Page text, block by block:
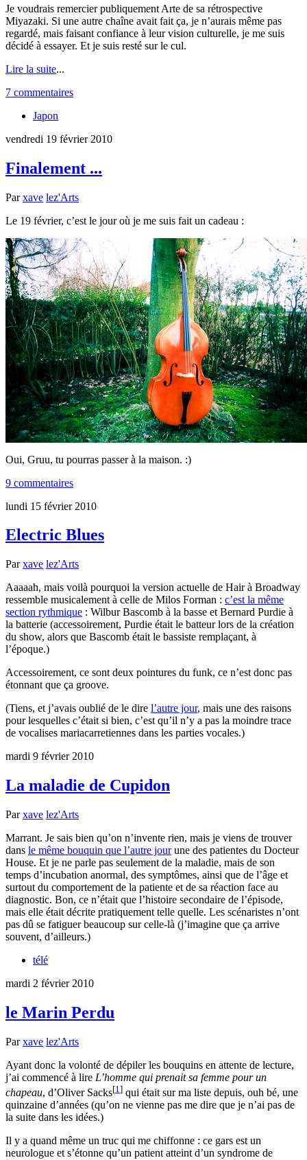
Je voudrais remercier publiquement Arte de sa rétrospective
Miyazaki. Si une autre chaîne avait fait ça, je n’aurais même pas
regardé, mais faisant confiance à leur vision culturelle, je me suis
décidé à essayer. Et je suis resté sur le cul.
Lire la suite...
7 commentaires
Japon
vendredi 19 février 2010
Finalement ...
Parxave lez'Arts
Le 19 février, c’est le jour où je me suis fait un cadeau :
Oui, Gruu, tu pourras passer à la maison. :)
9 commentaires
lundi 15 février 2010
Electric Blues
Parxave lez'Arts
Aaaaah, mais voilà pourquoi la version actuelle de Hair à Broadway
ressemble musicalement à celle de Milos Forman : c’est la même
section rythmique : Wilbur Bascomb à la basse et Bernard Purdie à
la batterie (accessoirement, Purdie était le batteur lors de la création
du show, alors que Bascomb était le bassiste remplaçant, à
l’époque.)
Accessoirement, ce sont deux pointures du funk, ce n’est donc pas
étonnant que ça groove.
(Tiens, et j’avais oublié de le dire l’autre jour, mais une des raisons
pour lesquelles c’était si bien, c’est qu’il n’y a pas la moindre trace
de vocalises mariacarretiennes dans les parties vocales.)
mardi 9 février 2010
La maladie de Cupidon
Parxave lez'Arts
Marrant. Je sais bien qu’on n’invente rien, mais je viens de trouver
dans le même bouquin que l’autre jourune des patientes du Docteur
House. Et je ne parle pas seulement de la maladie, mais de son
temps d’incubation anormal, des symptômes, ainsi que de l’âge et
surtout du comportement de la patiente et de sa réaction face au
diagnostic. Bon, ce n’était que l’histoire secondaire de l’épisode,
mais elle était décrite pratiquement telle quelle. Les scénaristes n’ont
pas dû se fatiguer beaucoup sur celle-là (j’imagine que ça arrive
souvent, d’ailleurs.)
télé
mardi 2 février 2010
le Marin Perdu
Parxave lez'Arts
Ayant donc la volonté de dépiler les bouquins en attente de lecture,
j’ai commencé à lire L’homme qui prenait sa femme pour un
chapeau, d’Oliver Sacks[1 ] qui était sur ma liste depuis, ouh bé, une
quinzaine d’années (qu’on ne vienne pas me dire que je n’ai pas de
la suite dans les idées.)
Il y a quand même un truc qui me chiffonne : ce gars est un
neurologue et s’étonne qu’un patient atteint d’un syndrome de